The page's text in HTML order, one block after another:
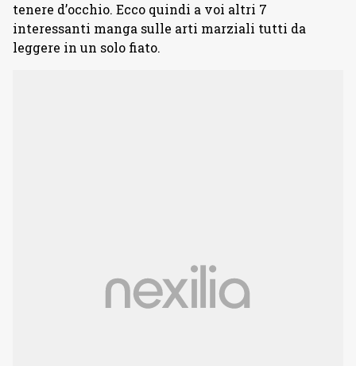
tenere d’occhio. Ecco quindi a voi altri 7
interessanti manga sulle arti marziali tutti da
leggere in un solo fiato.